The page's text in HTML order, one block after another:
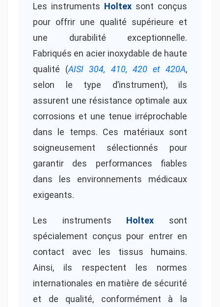
Les instruments Holtex sont conçus
pour offrir une qualité supérieure et
une durabilité exceptionnelle.
Fabriqués en acier inoxydable de haute
qualité (AISI 304, 410, 420 et 420A,
selon le type d’instrument), ils
assurent une résistance optimale aux
corrosions et une tenue irréprochable
dans le temps. Ces matériaux sont
soigneusement sélectionnés pour
garantir des performances fiables
dans les environnements médicaux
exigeants.
Les instruments Holtex sont
spécialement conçus pour entrer en
contact avec les tissus humains.
Ainsi, ils respectent les normes
internationales en matière de sécurité
et de qualité, conformément à la